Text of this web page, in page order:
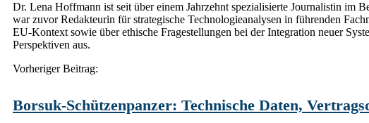
Dr. Lena Hoffmann ist seit über einem Jahrzehnt spezialisierte Journalistin im
war zuvor Redakteurin für strategische Technologieanalysen in führenden
EU-Kontext sowie über ethische Fragestellungen bei der Integration neuer
Perspektiven aus.
Post
Vorheriger Beitrag:
Borsuk-Schützenpanzer: Technische Daten,